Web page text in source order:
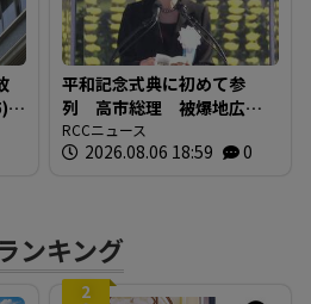
を
平和記念式典に初めて参
列 高市総理 被爆地広島
で何を語る 「非核三原
則」への言及は
RCCニュース
2026.08.06 18:59 0
ンキング
2